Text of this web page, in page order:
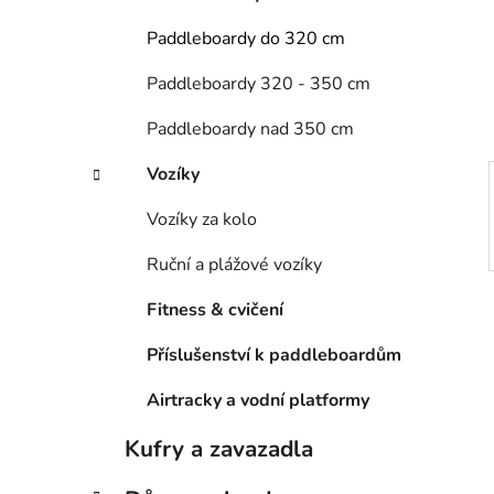
e
Paddleboardy do 320 cm
Paddleboardy 320 - 350 cm
Paddleboardy nad 350 cm
Vozíky
Vozíky za kolo
Ruční a plážové vozíky
Fitness & cvičení
Příslušenství k paddleboardům
Airtracky a vodní platformy
Kufry a zavazadla